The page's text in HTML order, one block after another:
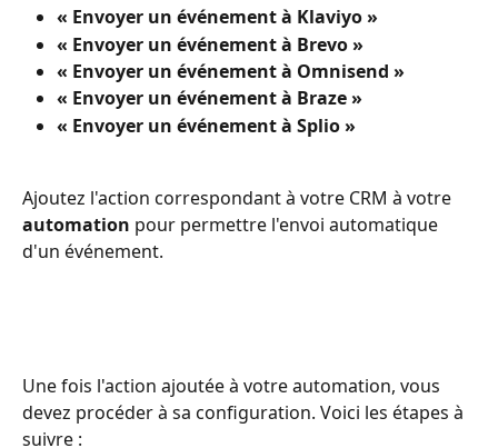
« Envoyer un événement à Klaviyo »
« Envoyer un événement à Brevo »
« Envoyer un événement à Omnisend »
« Envoyer un événement à Braze »
« Envoyer un événement à Splio »
Ajoutez l'action correspondant à votre CRM à votre
automation pour permettre l'envoi automatique
d'un événement.
Une fois l'action ajoutée à votre automation, vous
devez procéder à sa configuration. Voici les étapes à
suivre :